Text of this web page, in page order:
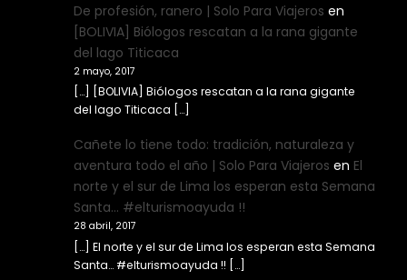
De profesión, ranero | Solo Para Viajeros en
[BOLIVIA] Biólogos rescatan a la rana gigante
del lago Titicaca
2 mayo, 2017
[…] [BOLIVIA] Biólogos rescatan a la rana gigante
del lago Titicaca […]
Cañete lo tiene todo: tradición, naturaleza y
aventura todo el año | Solo Para Viajeros en El
norte y el sur de Lima los esperan esta Semana
Santa… #elturismoayuda !!
28 abril, 2017
[…] El norte y el sur de Lima los esperan esta Semana
Santa… #elturismoayuda !! […]